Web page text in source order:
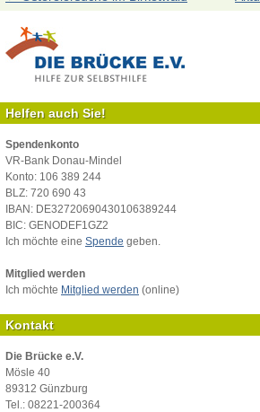
Helfen auch Sie!
Spendenkonto
VR-Bank Donau-Mindel
Konto: 106 389 244
BLZ: 720 690 43
IBAN: DE32720690430106389244
BIC: GENODEF1GZ2
Ich möchte eine Spende geben.
Mitglied werden
Ich möchte Mitglied werden (online)
Kontakt
Die Brücke e.V.
Mösle 40
89312 Günzburg
Tel.: 08221-200364